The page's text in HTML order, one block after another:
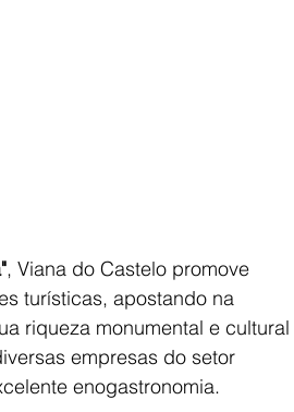
, Viana do Castelo promove
turísticas, apostando na
riqueza monumental e cultural
empresas do setor
enogastronomia.